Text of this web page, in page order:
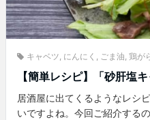
キャベツ, にんにく , ごま油, 鶏が
【簡単レシピ】「砂肝塩
居酒屋に出てくるようなレシ
いですよね。今回ご紹介する